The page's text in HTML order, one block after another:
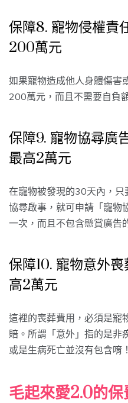
保障8. 寵物侵權責
200萬元
如果寵物造成他人身體傷害
200萬元，而且不需要自負
保障9. 寵物協尋廣
最高2萬元
在寵物被發現的30天內，
協尋啟事，就可申請「寵物
一次，而且不包含懸賞廣告
保障10. 寵物意外
高2萬元
這裡的喪葬費用，必須是寵
賠。所謂「意外」指的是非
或是生病死亡並沒有包含唷！
毛起來愛2.0的保